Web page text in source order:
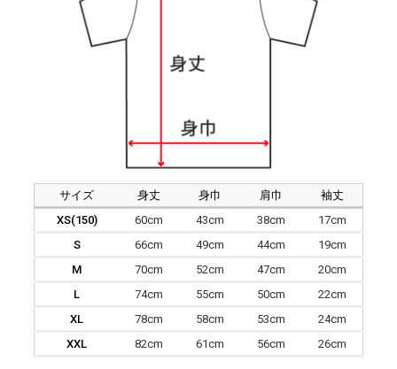
サイズ 身丈 身巾 肩巾
袖丈
XS(150)
60cm 43cm 38cm
17cm
S
66cm 49cm 44cm
19cm
M
70cm 52cm 47cm
20cm
L
74cm 55cm 50cm
22cm
XL
78cm 58cm 53cm
24cm
XXL
82cm 61cm 56cm 26cm